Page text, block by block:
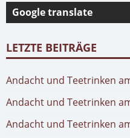
Google translate
LETZTE BEITRÄGE
Andacht und Teetrinken
Andacht und Teetrinken
Andacht und Teetrinken